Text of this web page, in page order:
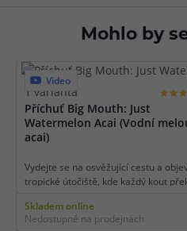
Mohlo by
Video
1 varianta
Příchuť Big Mouth: Just
Watermelon Acai (Vodní
acai)
Vydejte se na osvěžující cestu a
tropické útočiště, kde každý kout
melounu s kapkou mírně nakyslého
Tato kombinace slibuje nekonečné
Skladem online
Nedostupné na prodejnách